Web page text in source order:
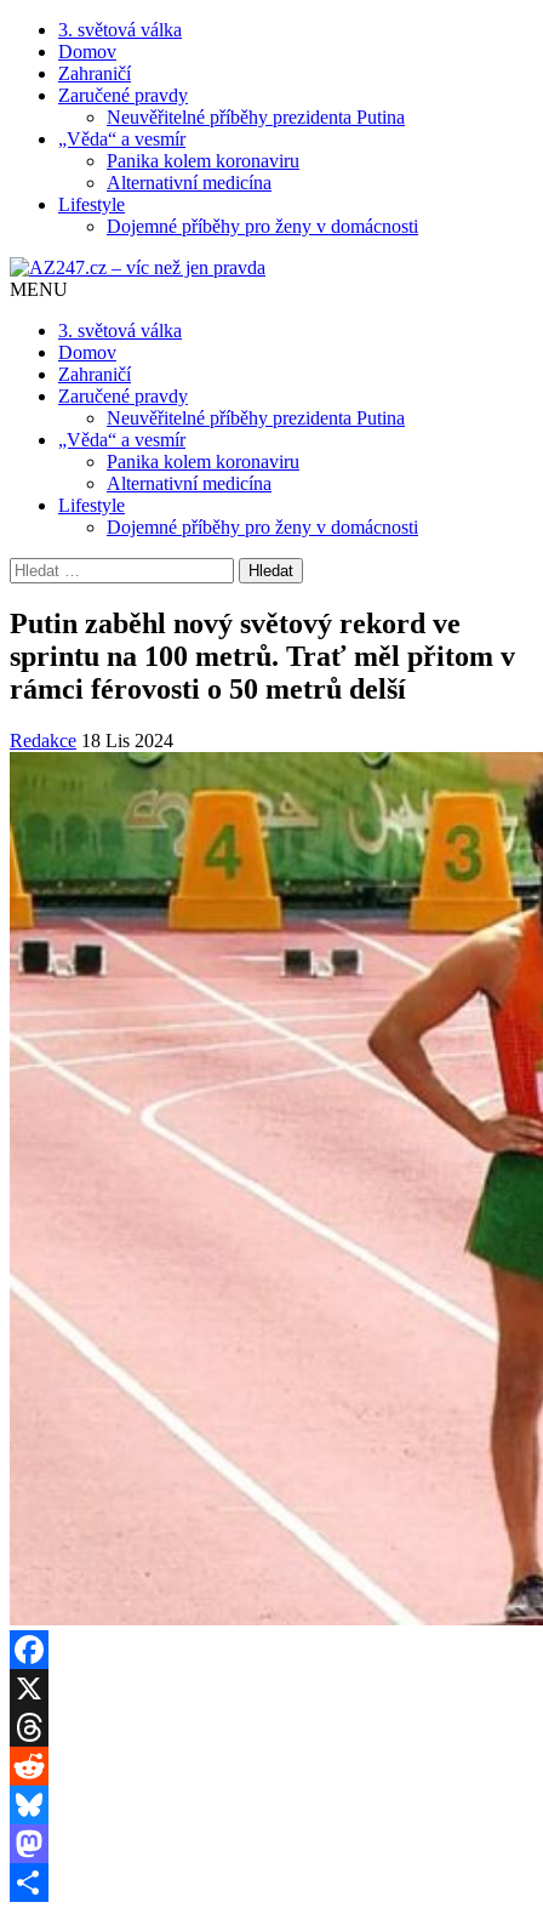
3. světová válka
Domov
Zahraničí
Zaručené pravdy
Neuvěřitelné příběhy prezidenta Putina
„Věda“ a vesmír
Panika kolem koronaviru
Alternativní medicína
Lifestyle
Dojemné příběhy pro ženy v domácnosti
MENU
3. světová válka
Domov
Zahraničí
Zaručené pravdy
Neuvěřitelné příběhy prezidenta Putina
„Věda“ a vesmír
Panika kolem koronaviru
Alternativní medicína
Lifestyle
Dojemné příběhy pro ženy v domácnosti
Vyhledávání
Putin zaběhl nový světový rekord ve
sprintu na 100 metrů. Trať měl přitom v
rámci férovosti o 50 metrů delší
Redakce 18 Lis 2024
Facebook
X
Threads
Reddit
Bluesky
Mastodon